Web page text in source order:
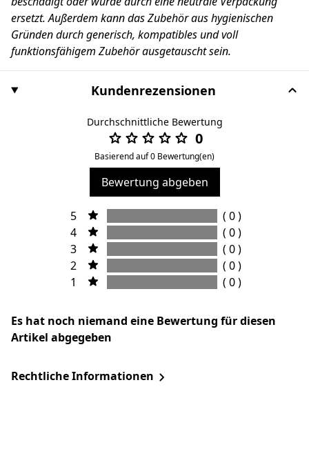
ersetzt. Außerdem kann das Zubehör aus hygienischen
Gründen durch generisch, kompatibles und voll
funktionsfähigem Zubehör ausgetauscht sein.
Kundenrezensionen
Durchschnittliche Bewertung
0
Basierend auf 0 Bewertung(en)
Bewertung abgeben
5
( 0 )
4
( 0 )
3
( 0 )
2
( 0 )
1
( 0 )
Es hat noch niemand eine Bewertung für diesen
Artikel abgegeben
Rechtliche Informationen